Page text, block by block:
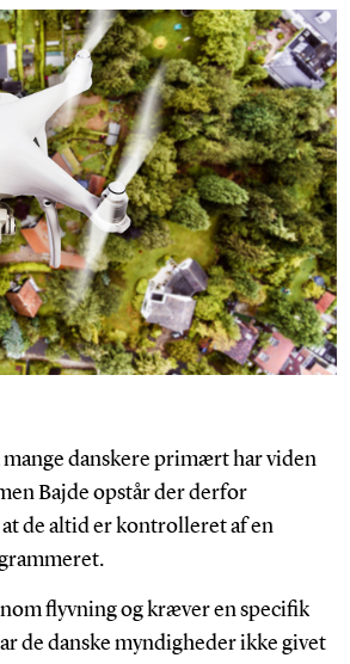
danskere primært har viden
Bajde opstår der derfor
de altid er kontrolleret af en
flyvning og kræver en specifik
de danske myndigheder ikke givet